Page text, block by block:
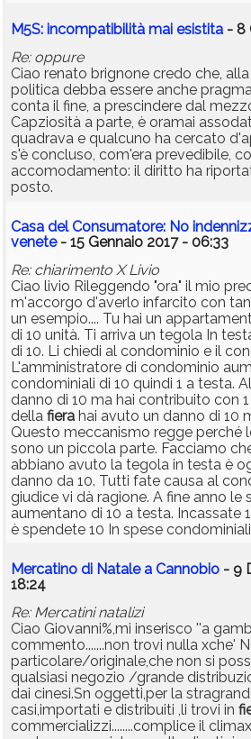
M5S: incompatibilità mai esistita - 8
Re: oppure
Ciao renato brignone credo che,
politica debba essere anche
conta il fine, a prescindere dal
Capziosità a parte, è oramai
quadrava e qualcuno ha cercato
s'è concluso, com'era prevedibile,
accomodamento: il diritto ha
posto.
Casa del Consumatore: No
venete- 15 Gennaio 2017 - 06:33
Re: chiarimento X Livio
Ciao livio Rileggendo "ora" il mio
m'accorgo d'averlo infarcito con
un esempio.... Tu hai un
di 10 unità. Ti arriva un tegola In
di 10. Li chiedi al condominio e il
L'amministratore di condominio
condominiali di 10 quindi 1 a testa.
danno di 10 ma hai contribuito con
della fiera hai avuto un danno di 10
Questo meccanismo regge perché
sono un piccola parte. Facciamo
abbiano avuto la tegola in testa è
danno da 10. Tutti fate causa al
giudice vi dà ragione. A fine anno le
aumentano di 10 a testa. Incassate
è spendete 10 In spese condominiali
Mercatino di Natale a Cannobio - 9
18:24
Re: Mercatini natalizi
Ciao Giovanni%,mi inserisco ''a
commento.......non trovi nulla xche'
particolare/originale,che non si
qualsiasi negozio /grande
dai cinesi.Sn oggetti,per la
casi,importati e distribuiti ,li trovi in
commercializzi........complice il